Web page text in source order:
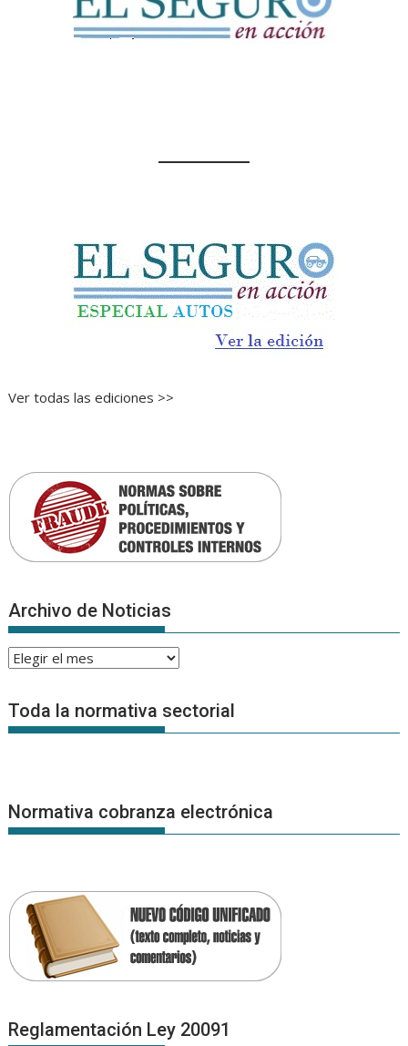
Ver todas las ediciones >>
Archivo de Noticias
Archivo
Noticias
Toda la normativa sectorial
Normativa cobranza electrónica
Reglamentación Ley 20091